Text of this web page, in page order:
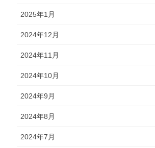
2025年1月
2024年12月
2024年11月
2024年10月
2024年9月
2024年8月
2024年7月